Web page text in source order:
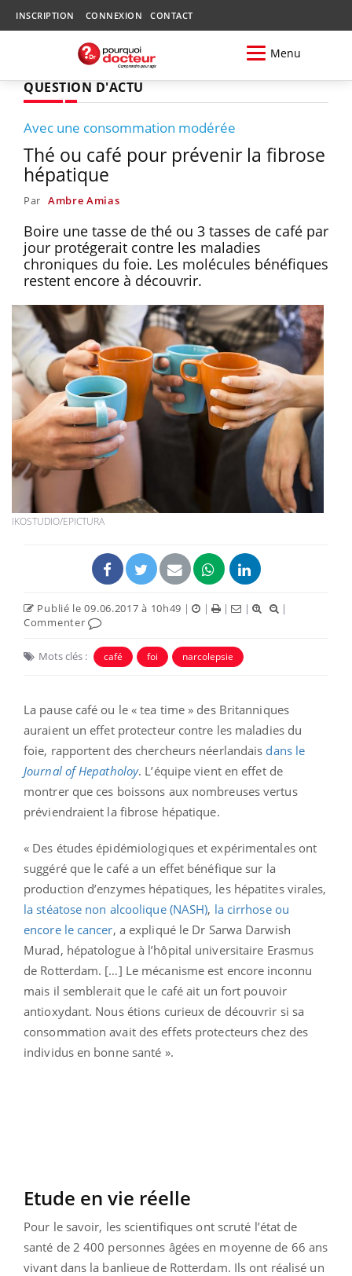
INSCRIPTION CONNEXION CONTACT
Menu
QUESTION D'ACTU
Avec une consommation modérée
Thé ou café pour prévenir la fibrose
hépatique
Par Ambre Amias
Boire une tasse de thé ou 3 tasses de café par
jour protégerait contre les maladies
chroniques du foie. Les molécules bénéfiques
restent encore à découvrir.
IKOSTUDIO/EPICTURA
Publié le 09.06.2017 à 10h49 | | | |
|
Commenter
Mots clés : café foi narcolepsie
La pause café ou le « tea time » des Britanniques
auraient un effet protecteur contre les maladies du
foie, rapportent des chercheurs néerlandais dans le
Journal of Hepatholoy. L’équipe vient en effet de
montrer que ces boissons aux nombreuses vertus
préviendraient la fibrose hépatique.
« Des études épidémiologiques et expérimentales ont
suggéré que le café a un effet bénéfique sur la
production d’enzymes hépatiques, les hépatites virales,
la stéatose non alcoolique (NASH), la cirrhose ou
encore le cancer, a expliqué le Dr Sarwa Darwish
Murad, hépatologue à l’hôpital universitaire Erasmus
de Rotterdam. […] Le mécanisme est encore inconnu
mais il semblerait que le café ait un fort pouvoir
antioxydant. Nous étions curieux de découvrir si sa
consommation avait des effets protecteurs chez des
individus en bonne santé ».
Etude en vie réelle
Pour le savoir, les scientifiques ont scruté l’état de
santé de 2 400 personnes âgées en moyenne de 66 ans
vivant dans la banlieue de Rotterdam. Ils ont réalisé un